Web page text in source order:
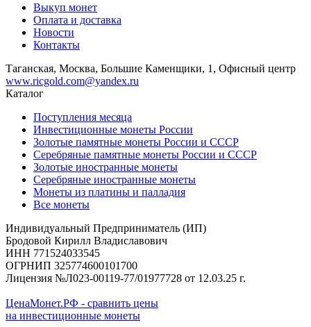
Выкуп монет
Оплата и доставка
Новости
Контакты
Таганская, Москва, Большие Каменщики, 1, Офисный центр
www.ricgold.com@yandex.ru
Каталог
Поступления месяца
Инвестиционные монеты России
Золотые памятные монеты России и СССР
Серебряные памятные монеты России и СССР
Золотые иностранные монеты
Серебряные иностранные монеты
Монеты из платины и палладия
Все монеты
Индивидуальный Предприниматель (ИП)
Бродовой Кирилл Владиславович
ИНН 771524033545
ОГРНИП 325774600101700
Лицензия №Л023-00119-77/01977728 от 12.03.25 г.
ЦенаМонет.РФ - сравнить цены
на инвестиционные монеты